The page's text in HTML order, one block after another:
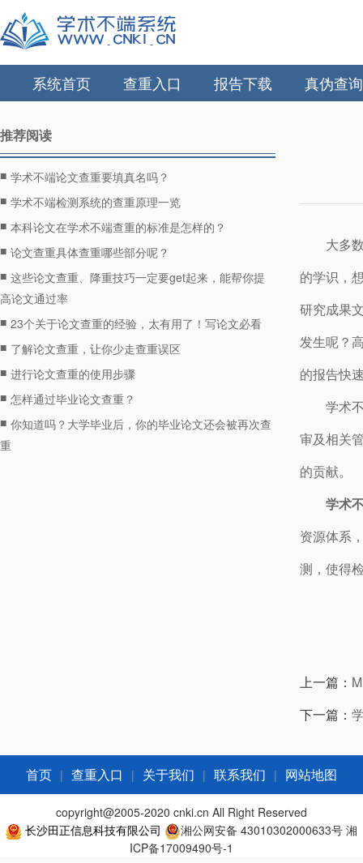
系统首页 查重入口 报告下载 真伪查询
推荐阅读
■ 学术不端论文查重要填真名吗？
■ 学术不端检测系统的查重原理一览
■ 本科论文在学术不端查重的标准是怎样的？
■ 论文查重具体查重哪些部分呢？
■ 这些论文查重、降重技巧一定要get起来，能帮你提
高论文通过率
■ 23个关于论文查重的经验，太有用了！写论文必看
■ 了解论文查重，让你少走查重误区
■ 进行论文查重的使用步骤
■ 怎样通过毕业论文查重？
■ 你知道吗？大学毕业后，你的毕业论文还会被再次查
重
大多
的学识，
研究成果
发生呢？
的报告快
学术
审及相关
的贡献。
学术
资源体系
测，使得
上一篇：
下一篇：
首页 | 查重入口 | 关于我们 | 联系我们 | 网站地图
copyright@2005-2020 cnki.cn All Right Reserved
长沙田正信息科技有限公司
湘公网安备 43010302000633号 湘
ICP备17009490号-1